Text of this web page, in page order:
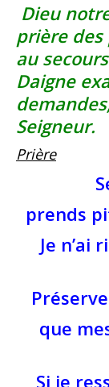
Dieu
prière
au
Daigne
Seigneur.
Prière
prends
Je n’ai
que
Si je